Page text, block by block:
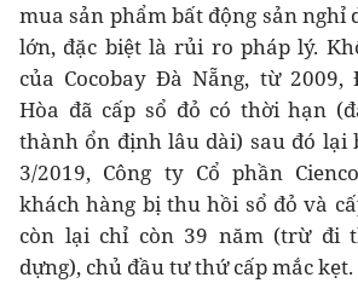
mua sản phẩm bất động sản nghỉ
lớn, đặc biệt là rủi ro pháp lý.
của Cocobay Đà Nẵng, từ 2009,
Hòa đã cấp sổ đỏ có thời hạn
thành ổn định lâu dài) sau đó lại
3/2019, Công ty Cổ phần
khách hàng bị thu hồi sổ đỏ và
còn lại chỉ còn 39 năm (trừ đi
dựng), chủ đầu tư thứ cấp mắc kẹt.